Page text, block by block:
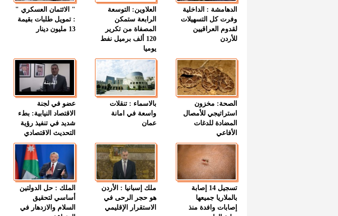
الدهامشة : الداخلية
وفرت كل التسهيلات
لقدوم العراقيين
للأردن
العلاوين: التوسعة
الرابعة ستمكن
المصفاة من تكرير
120 ألف برميل نفط
يوميا
" الائتمان العسكري "
: تمويل طلبات بقيمة
13 مليون دينار
الصحة: مخزون
استراتيجي للأمصال
المضادة للدغات
الأفاعي
بالاسماء : تنقلات
واسعة في امانة
عمان
عضو في لجنة
الاقتصاد النيابية: بطء
شديد في تنفيذ رؤية
التحديث الاقتصادي
تسجيل 14 إصابة
بالملاريا جميعها
إصابات وافدة منذ
ملك إسبانيا : الأردن
هو حجر الرحى في
الاستقرار الإقليمي
الملك : حل الدولتين
أساسي لتحقيق
السلام والازدهار في